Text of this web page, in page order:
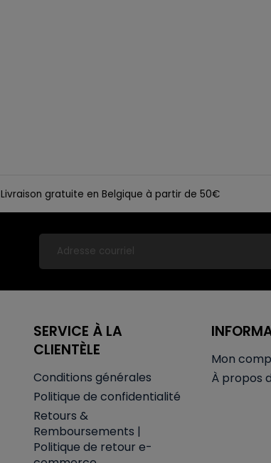
Livraison gratuite en Belgique à partir de 50€
SERVICE À LA
CLIENTÈLE
Conditions générales
Politique de confidentialité
Retours &
Remboursements |
Politique de retour e-
Mon
À propos